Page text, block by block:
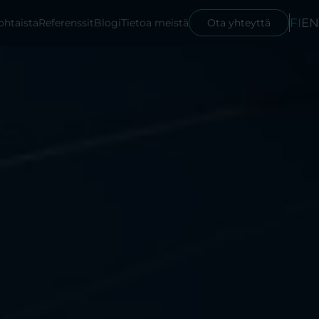
ReferenssitBlogiTietoa meistä Ota yhteyttä FI EN